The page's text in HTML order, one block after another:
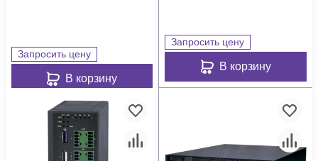
Запросить цену
В корзину
Запросить цену
В корзину